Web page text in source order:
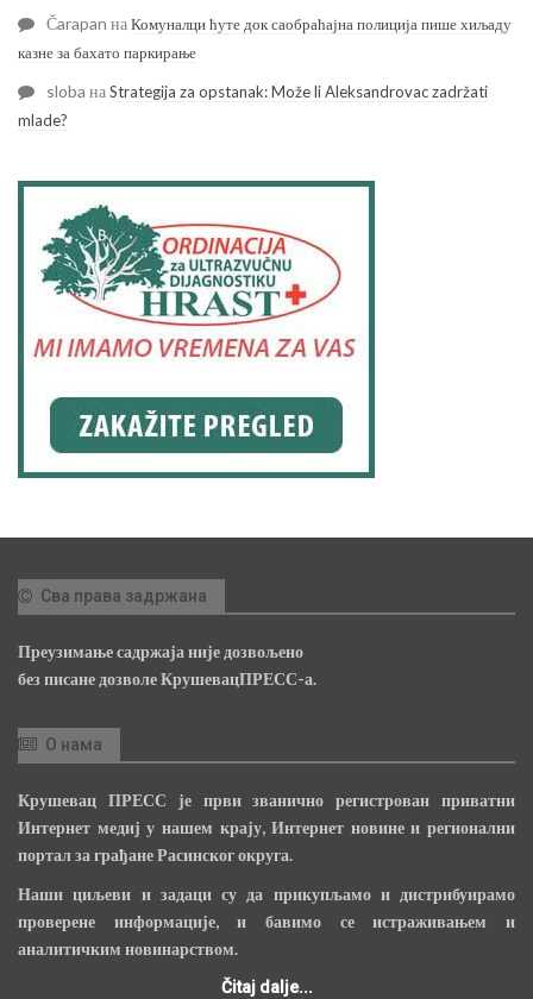
Čarapan наКомуналци ћуте док саобраћајна полиција пише хиљаду
казне за бахато паркирање
sloba наStrategija za opstanak: Može li Aleksandrovac zadržati
mlade?
Сва права задржана
Преузимање садржаја није дозвољено
без писане дозволе КрушевацПРЕСС-а.
О нама
Крушевац ПРЕСС је први званично регистрован приватни
Интернет медиј у нашем крају, Интернет новине и регионални
портал за грађане Расинског округа.
Наши циљеви и задаци су да прикупљамо и дистрибуирамо
проверене информације, и бавимо се истраживањем и
аналитичким новинарством.
Čitaj dalje...